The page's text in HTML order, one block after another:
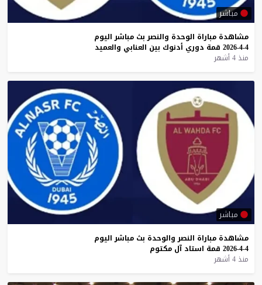
مباشر
مشاهدة مباراة الوحدة والنصر بث مباشر اليوم
4-4-2026
قمة دوري أدنوك بين العنابي والعميد
منذ 4 أشهر
مباشر
مشاهدة مباراة النصر والوحدة بث مباشر اليوم
4-4-2026
قمة استاد آل مكتوم
منذ 4 أشهر